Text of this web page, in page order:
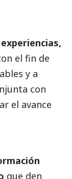
el fin de
y a
con
el avance
que den